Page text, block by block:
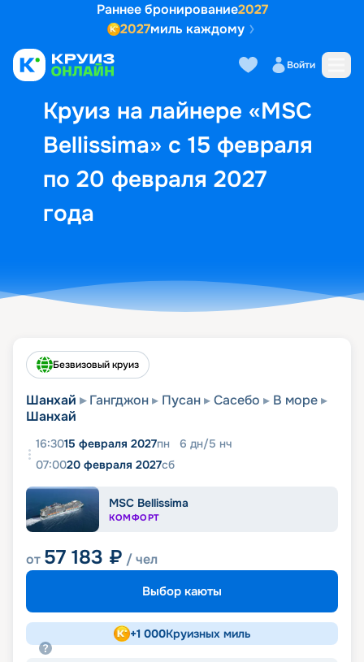
Раннее бронирование2027
2027миль каждому
Войти
Круиз на лайнере «MSC
Bellissima» с 15 февраля
по 20 февраля 2027
года
Выбор кают Маршрут и
Безвизовый круиз
Шанхай Гангджон Пусан Сасебо
В море
Шанхай
16:3015 февраля 2027пн 6 дн/5 нч
07:0020 февраля 2027сб
MSC Bellissima
КОМФОРТ
от 57 183 ₽ / чел
Выбор каюты
+1 000Круизных миль